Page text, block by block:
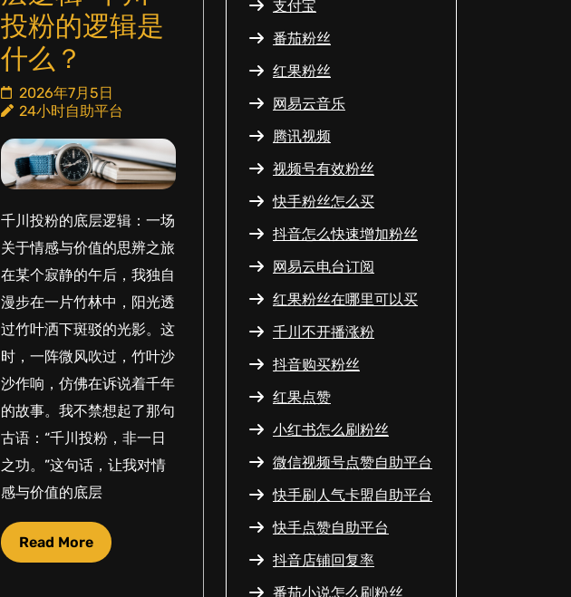
投粉的逻辑是
什么？
2026年7月5日
24小时自助平台
千川投粉的底层逻辑：一场
关于情感与价值的思辨之旅
在某个寂静的午后，我独自
漫步在一片竹林中，阳光透
过竹叶洒下斑驳的光影。这
时，一阵微风吹过，竹叶沙
沙作响，仿佛在诉说着千年
的故事。我不禁想起了那句
古语：“千川投粉，非一日
之功。”这句话，让我对情
感与价值的底层
Read More
支付宝
番茄粉丝
红果粉丝
网易云音乐
腾讯视频
视频号有效粉丝
快手粉丝怎么买
抖音怎么快速增加粉丝
网易云电台订阅
红果粉丝在哪里可以买
千川不开播涨粉
抖音购买粉丝
红果点赞
小红书怎么刷粉丝
微信视频号点赞自助平台
快手刷人气卡盟自助平台
快手点赞自助平台
抖音店铺回复率
番茄小说怎么刷粉丝